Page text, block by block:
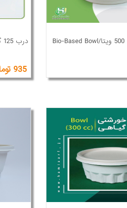
درب 125 گیاهی / Bio-Based Lid 125
935 تومان